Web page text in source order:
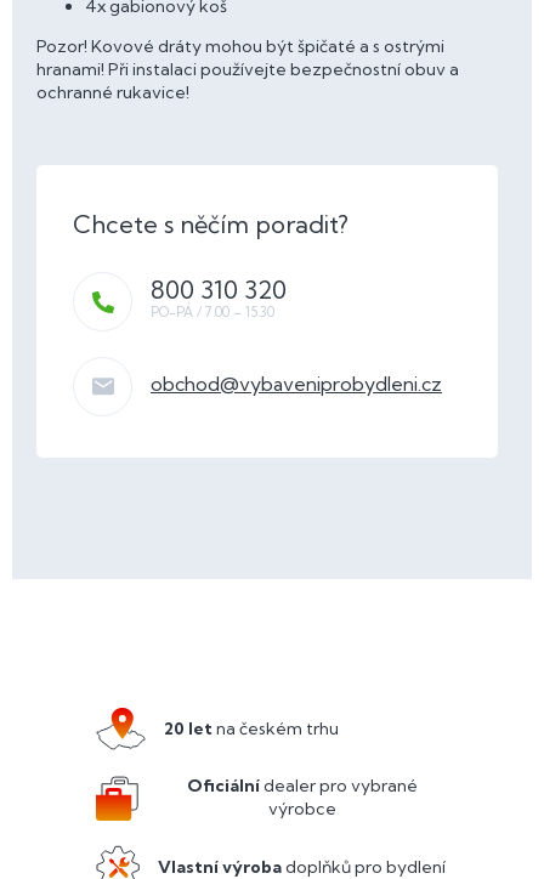
4x gabionový koš
Pozor! Kovové dráty mohou být špičaté a s ostrými
hranami! Při instalaci používejte bezpečnostní obuv a
ochranné rukavice!
obchod@vybaveniprobydleni.cz
800 310 320
20 letna českém trhu
Oficiálnídealer pro vybrané
výrobce
Vlastní výrobadoplňků pro bydlení